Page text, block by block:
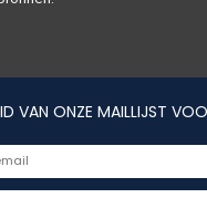
VAN ONZE MAILLIJST